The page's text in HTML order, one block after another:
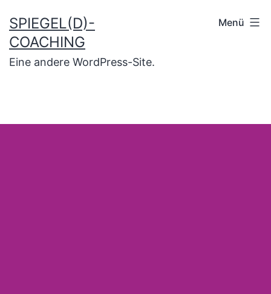
SPIEGEL(D)-
COACHING
Eine andere WordPress-Site.
Menü